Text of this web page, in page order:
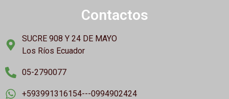
Contactos
SUCRE 908 Y 24 DE MAYO
Los Ríos Ecuador
05-2790077
+593991316154---0994902424